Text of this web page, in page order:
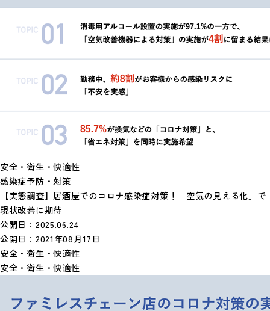
安全・衛生・快適性
感染症予防・対策
【実態調査】居酒屋でのコロナ感染症対策！「空気の見える化」で
現状改善に期待
公開日： 2025.06.24
公開日： 2021年08月17日
安全・衛生・快適性
安全・衛生・快適性